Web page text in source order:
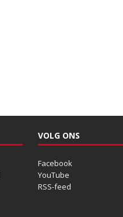
VOLG ONS
Facebook
YouTube
RSS-feed